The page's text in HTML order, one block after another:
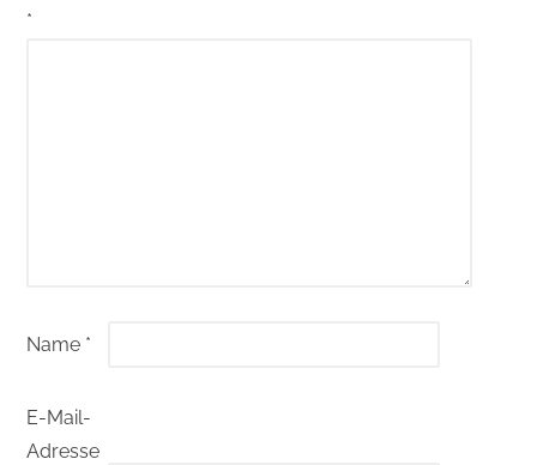
*
Name *
E-Mail-
Adresse